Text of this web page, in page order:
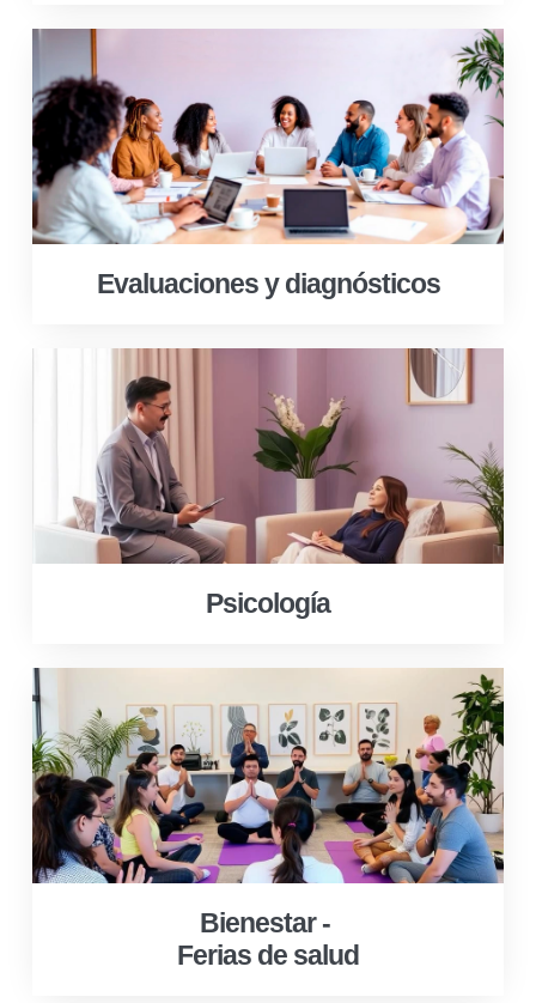
Evaluaciones y diagnósticos
Psicología
Bienestar -
Ferias de salud